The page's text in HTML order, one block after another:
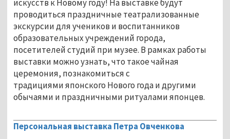
искусств к Новому году! На выставке будут
проводиться праздничные театрализованные
экскурсии для учеников и воспитанников
образовательных учреждений города,
посетителей студий при музее. В рамках работы
выставки можно узнать, что такое чайная
церемония, познакомиться с
традициями японского Нового года и другими
обычаями и праздничными ритуалами японцев.
Персональная выставка Петра Овченкова